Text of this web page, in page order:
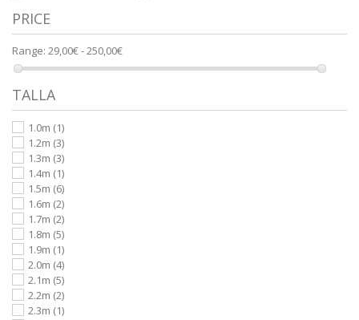
PRICE
Range: 29,00€ - 250,00€
TALLA
1.0m (1)
1.2m (3)
1.3m (3)
1.4m (1)
1.5m (6)
1.6m (2)
1.7m (2)
1.8m (5)
1.9m (1)
2.0m (4)
2.1m (5)
2.2m (2)
2.3m (1)